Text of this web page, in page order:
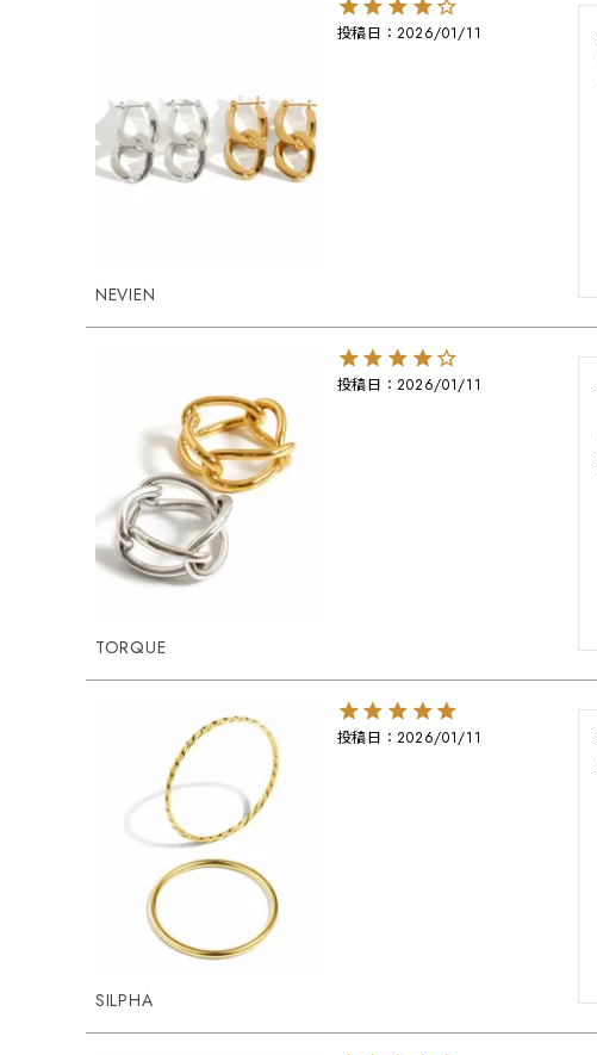
NEVIEN
投稿日 2026/01/11
TORQUE
投稿日 2026/01/11
SILPHA
投稿日 2026/01/11